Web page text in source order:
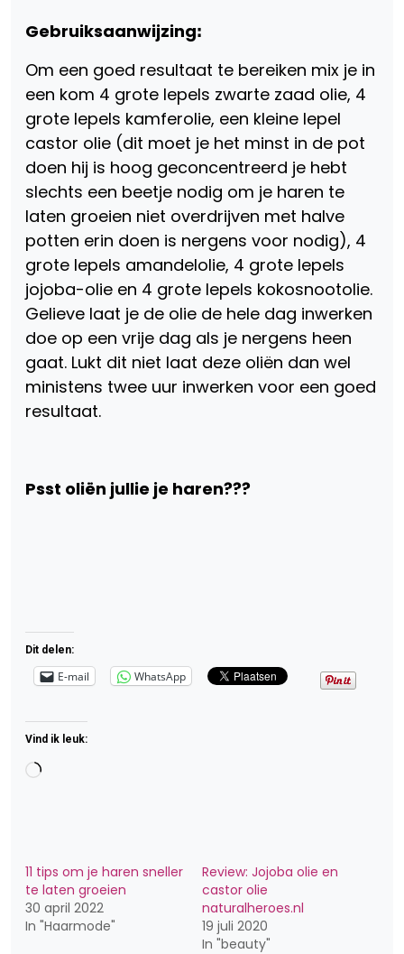
Gebruiksaanwijzingꓽ
Om een goed resultaat te bereiken mix je in
een kom 4 grote lepels zwarte zaad olie, 4
grote lepels kamferolie, een kleine lepel
castor olie (dit moet je het minst in de pot
doen hij is hoog geconcentreerd je hebt
slechts een beetje nodig om je haren te
laten groeien niet overdrijven met halve
potten erin doen is nergens voor nodig), 4
grote lepels amandelolie, 4 grote lepels
jojoba-olie en 4 grote lepels kokosnootolie.
Gelieve laat je de olie de hele dag inwerken
doe op een vrije dag als je nergens heen
gaat. Lukt dit niet laat deze oliën dan wel
ministens twee uur inwerken voor een goed
resultaat.
Psst oliën jullie je haren???
Dit delen:
E-mail WhatsApp
Vind ik leuk:
Aan
11 tips om je haren sneller
te laten groeien
30 april 2022
In "Haarmode"
Review: Jojoba olie en
castor olie
naturalheroes.nl
19 juli 2020
In "beauty"